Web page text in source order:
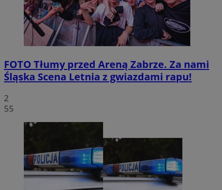
FOTO Tłumy przed Areną Zabrze. Za nami
Śląska Scena Letnia z gwiazdami rapu!
2
55